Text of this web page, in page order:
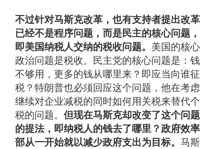
不过针对马斯克改革，也有支持者提出改革
已经不是程序问题，而是民主的核心问题，
即美国纳税人交纳的税收问题。 美国的核心
政治问题是税收。民主党的核心问题是：钱
不够用，更多的钱从哪里来？即应当向谁征
税？特朗普也必须回应这个问题，他在考虑
继续对企业减税的同时如何用关税来替代个
税的问题。但现在马斯克却改变了这个问题
的提法，即纳税人的钱去了哪里？政府效率
部从一开始就以减少政府支出为目标。 马斯